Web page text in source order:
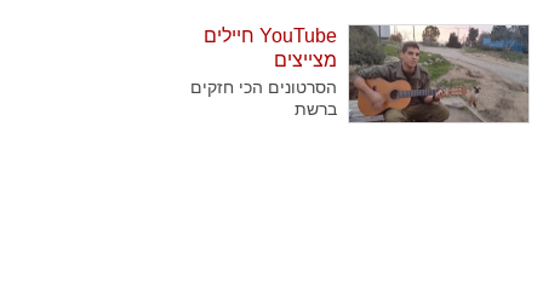
YouTube חיילים
מצייצים
הסרטונים הכי חזקים
ברשת